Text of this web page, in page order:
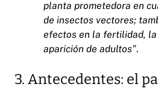
planta prometedora en
de insectos vectores;
efectos en la fertilidad,
aparición de adultos”.
3. Antecedentes: el